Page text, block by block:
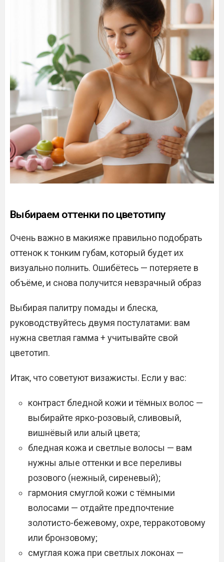
Выбираем оттенки по цветотипу
Очень важно в макияже правильно подобрать
оттенок к тонким губам, который будет их
визуально полнить. Ошибётесь — потеряете в
объёме, и снова получится невзрачный образ
Выбирая палитру помады и блеска,
руководствуйтесь двумя постулатами: вам
нужна светлая гамма + учитывайте свой
цветотип.
Итак, что советуют визажисты. Если у вас:
контраст бледной кожи и тёмных волос —
выбирайте ярко-розовый, сливовый,
вишнёвый или алый цвета;
бледная кожа и светлые волосы — вам
нужны алые оттенки и все переливы
розового (нежный, сиреневый);
гармония смуглой кожи с тёмными
волосами — отдайте предпочтение
золотисто-бежевому, охре, терракотовому
или бронзовому;
смуглая кожа при светлых локонах —